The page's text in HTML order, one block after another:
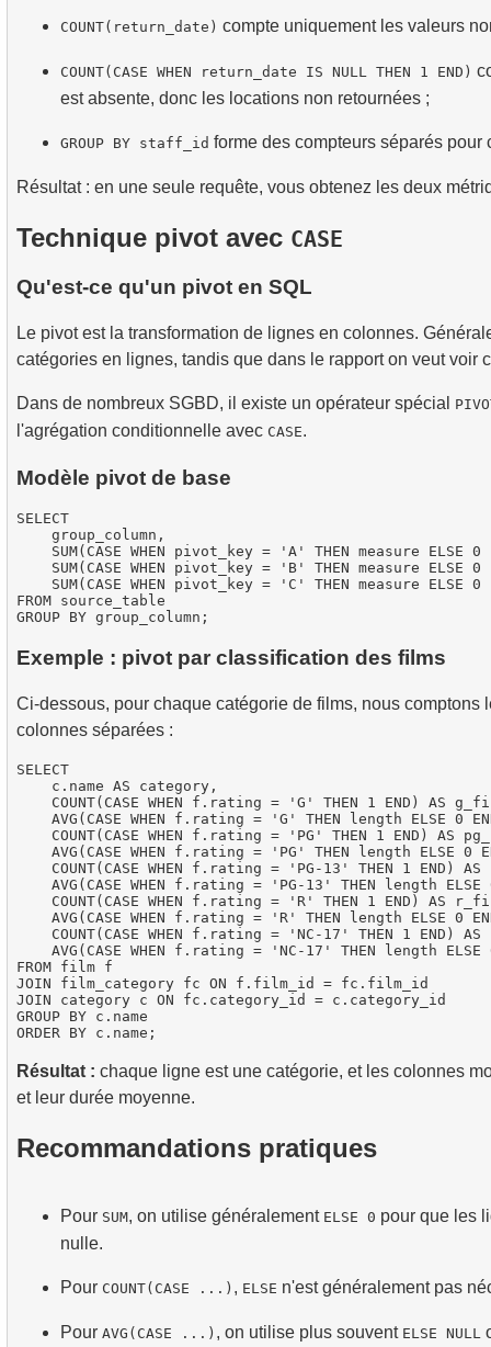
COUNT(return_date) compte uniquement les valeurs
COUNT(CASE WHEN return_date IS NULL THEN 1 END)
est absente, donc les locations non retournées ;
GROUP BY staff_id forme des compteurs séparés pour
Résultat : en une seule requête, vous obtenez les deux
Technique pivot avec CASE
Qu'est-ce qu'un pivot en SQL
Le pivot est la transformation de lignes en colonnes.
catégories en lignes, tandis que dans le rapport on veut voir
Dans de nombreux SGBD, il existe un opérateur spécial
l'agrégation conditionnelle avec CASE.
Modèle pivot de base
SELECT
    group_column,
SUM(CASE WHEN pivot_key = 'A' THEN measure ELSE 0
SUM(CASE WHEN pivot_key = 'B' THEN measure ELSE 0
SUM(CASE WHEN pivot_key = 'C' THEN measure ELSE 0
FROM source_table
Exemple : pivot par classification des films
Ci-dessous, pour chaque catégorie de films, nous
colonnes séparées :
SELECT
    c.name AS category,
COUNT(CASE WHEN f.rating = 'G' THEN 1 END) AS
AVG(CASE WHEN f.rating = 'G' THEN length ELSE 0
COUNT(CASE WHEN f.rating = 'PG' THEN 1 END) AS
AVG(CASE WHEN f.rating = 'PG' THEN length ELSE 0
COUNT(CASE WHEN f.rating = 'PG-13' THEN 1 END) AS
AVG(CASE WHEN f.rating = 'PG-13' THEN length
COUNT(CASE WHEN f.rating = 'R' THEN 1 END) AS
AVG(CASE WHEN f.rating = 'R' THEN length ELSE 0
COUNT(CASE WHEN f.rating = 'NC-17' THEN 1 END) AS
AVG(CASE WHEN f.rating = 'NC-17' THEN length
FROM film f
JOIN film_category fc ON f.film_id = fc.film_id
JOIN category c ON fc.category_id = c.category_id
GROUP BY c.name
Résultat : chaque ligne est une catégorie, et les colonnes
et leur durée moyenne.
Recommandations pratiques
Pour SUM, on utilise généralement ELSE 0 pour que les
nulle.
Pour COUNT(CASE ...) , ELSE n'est généralement pas
Pour AVG(CASE ...) , on utilise plus souvent ELSE NULL